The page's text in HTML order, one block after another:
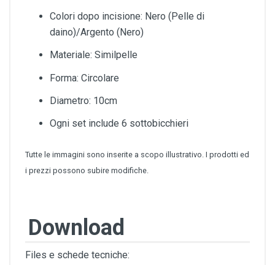
Colori dopo incisione: Nero (Pelle di
daino)/Argento (Nero)
Materiale: Similpelle
Forma: Circolare
Diametro: 10cm
Ogni set include 6 sottobicchieri
Tutte le immagini sono inserite a scopo illustrativo. I prodotti ed
i prezzi possono subire modifiche.
Download
Files e schede tecniche: